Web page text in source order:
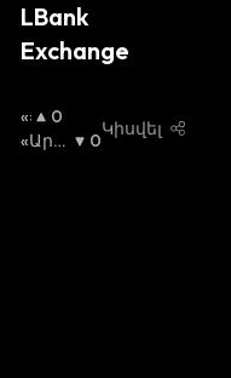
LBank
Exchange
«Ց
Լ
0
«Արջ
0
Կիսվել